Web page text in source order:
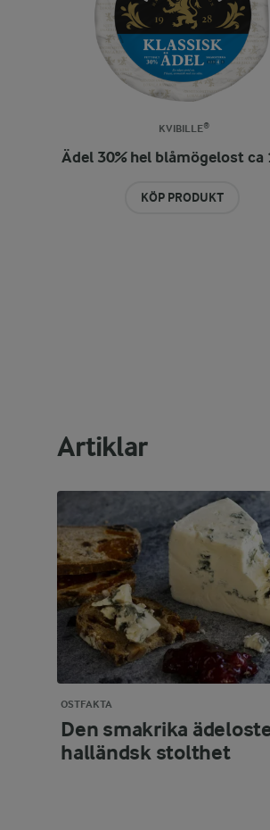
KVIBILLE®
Ädel 30% hel blåmögelost ca
KÖP PRODUKT
Artiklar
OSTFAKTA
Den smakrika
halländsk stolthet